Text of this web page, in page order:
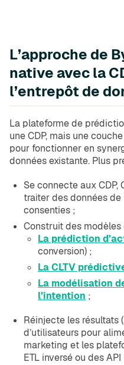
L’approche de
native avec la
l’entrepôt de
La plateforme de
une CDP, mais une
pour fonctionner en
données existante. Plus
Se connecte aux
traiter des données
consenties ;
Construit des modèles
La prédiction
conversion) ;
La CLTV
La modélisation
l’intention ;
Réinjecte les résultats
d’utilisateurs pour
marketing et les
ETL inversé ou des API